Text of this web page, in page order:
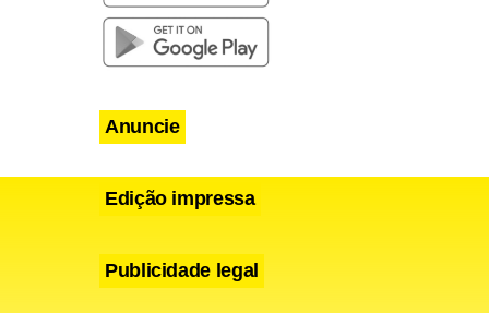
Anuncie
Edição impressa
Publicidade legal